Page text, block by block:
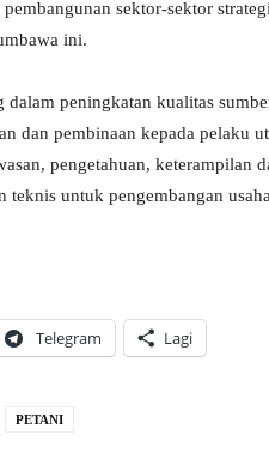
sektor-sektor
ini.
peningkatan kualitas
dan pembinaan kepada pelaku
pengetahuan, keterampilan
untuk pengembangan
Telegram Lagi
PETANI